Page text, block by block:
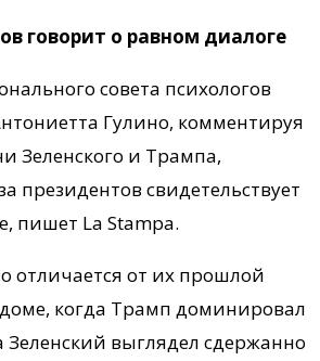
говорит о равном диалоге
совета психологов
Гулино, комментируя
Зеленского и Трампа,
президентов свидетельствует
пишет La Stampa.
отличается от их прошлой
когда Трамп доминировал
Зеленский выглядел сдержанно